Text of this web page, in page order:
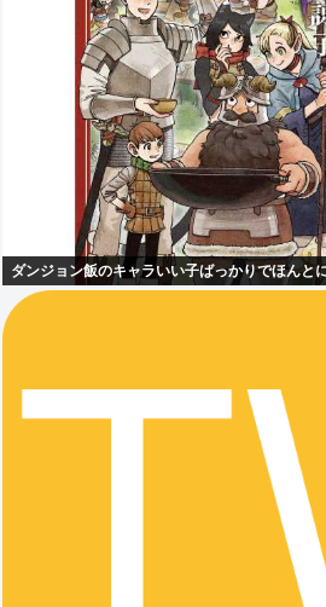
ダンジョン飯のキャラいい子ばっかりでほんと